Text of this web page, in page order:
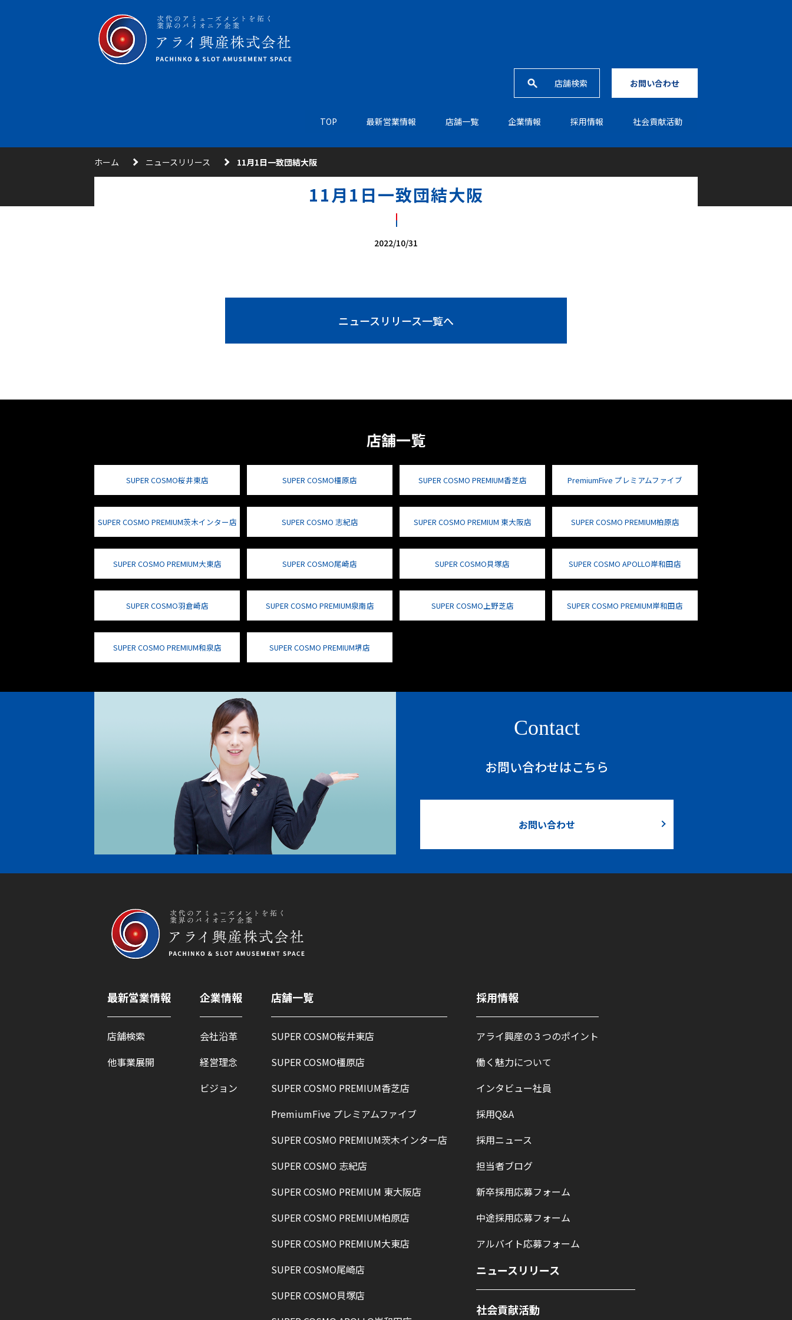
店舗検索 お問い合わせ
TOP 最新営業情報 店舗一覧 企業情報 採⽤情報 社会貢献活動
ホーム ニュースリリース 11月1日一致団結大阪
11月1日一致団結大阪
2022/10/31
ニュースリリース一覧へ
店舗一覧
SUPER COSMO桜井東店 SUPER COSMO橿原店 SUPER COSMO PREMIUM香芝店 PremiumFive プレミアムファイブ
SUPER COSMO PREMIUM茨木インター店 SUPER COSMO 志紀店 SUPER COSMO PREMIUM 東大阪店 SUPER COSMO PREMIUM柏原店
SUPER COSMO PREMIUM大東店 SUPER COSMO尾崎店 SUPER COSMO貝塚店 SUPER COSMO APOLLO岸和田店
SUPER COSMO羽倉崎店 SUPER COSMO PREMIUM泉南店 SUPER COSMO上野芝店 SUPER COSMO PREMIUM岸和田店
SUPER COSMO PREMIUM和泉店 SUPER COSMO PREMIUM堺店
Contact
お問い合わせはこちら
お問い合わせ
最新営業情報
店舗検索
他事業展開
企業情報
会社沿革
経営理念
ビジョン
店舗一覧
SUPER COSMO桜井東店
SUPER COSMO橿原店
SUPER COSMO PREMIUM香芝店
PremiumFive プレミアムファイブ
SUPER COSMO PREMIUM茨木インター店
SUPER COSMO 志紀店
SUPER COSMO PREMIUM 東大阪店
SUPER COSMO PREMIUM柏原店
SUPER COSMO PREMIUM大東店
SUPER COSMO尾崎店
SUPER COSMO貝塚店
採用情報
アライ興産の３つのポイント
働く魅力について
インタビュー社員
採用Q&A
採用ニュース
担当者ブログ
新卒採用応募フォーム
中途採用応募フォーム
アルバイト応募フォーム
ニュースリリース
社会貢献活動